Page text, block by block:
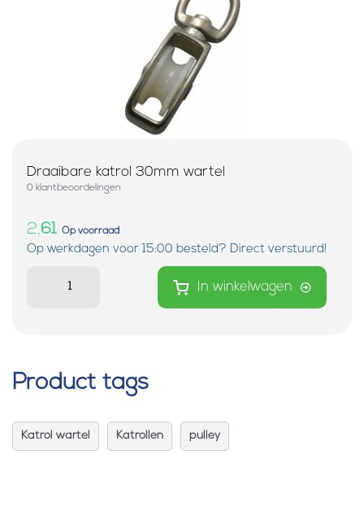
Draaibare katrol 30mm wartel
0 klantbeoordelingen
2,61 Op voorraad
Op werkdagen voor 15:00 besteld? Direct verstuurd!
In winkelwagen
Product tags
Katrol wartel Katrollen pulley